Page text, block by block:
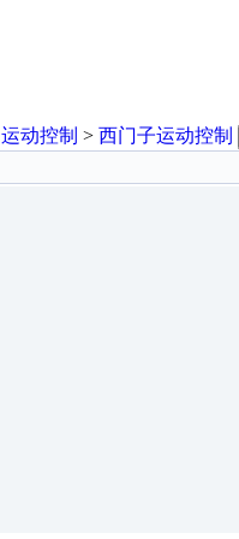
运动控制 > 西门子运动控制